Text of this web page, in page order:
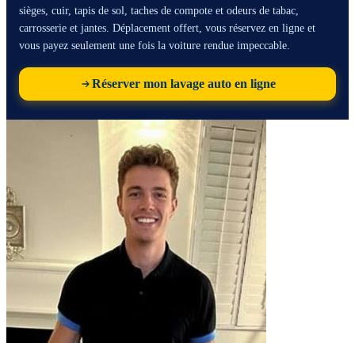
sièges, cuir, tapis de sol, taches de compote et odeurs de tabac,
carrosserie et jantes. Déplacement offert, vous réservez en ligne et
vous payez seulement une fois la voiture rendue impeccable.
Réserver mon lavage auto en ligne